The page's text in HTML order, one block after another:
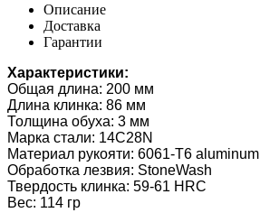
Описание
Доставка
Гарантии
Характеристики:
Общая длина: 200 мм
Длина клинка: 86 мм
Толщина обуха: 3 мм
Марка стали: 14C28N
Материал рукояти: 6061-T6 aluminum
Обработка лезвия: StoneWash
Твердость клинка: 59-61 HRC
Вес: 114 гр